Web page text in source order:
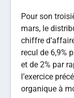
Pour son
mars, le
chiffre
recul de 6,9%
et de 2% par
l’exercice
organique à